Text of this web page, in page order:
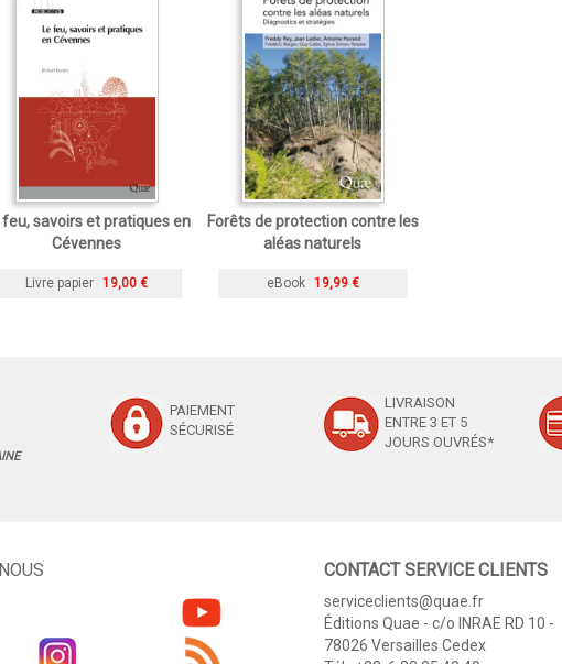
feu, savoirs et pratiques en
Cévennes
Livre papier 19,00 €
Forêts de protection contre les
aléas naturels
eBook 19,99 €
PAIEMENT
SÉCURISÉ
LIVRAISON
ENTRE 3 ET 5
JOURS OUVRÉS*
CONTACT SERVICE CLIENTS
serviceclients@quae.fr
Éditions Quae - c/o INRAE RD 10 -
78026 Versailles Cedex